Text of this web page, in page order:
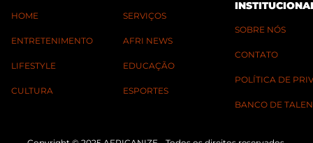
HOME
ENTRETENIMENTO
LIFESTYLE
CULTURA
SERVIÇOS
AFRI NEWS
EDUCAÇÃO
ESPORTES
SOBRE NÓS
CONTATO
POLÍTICA DE
BANCO DE